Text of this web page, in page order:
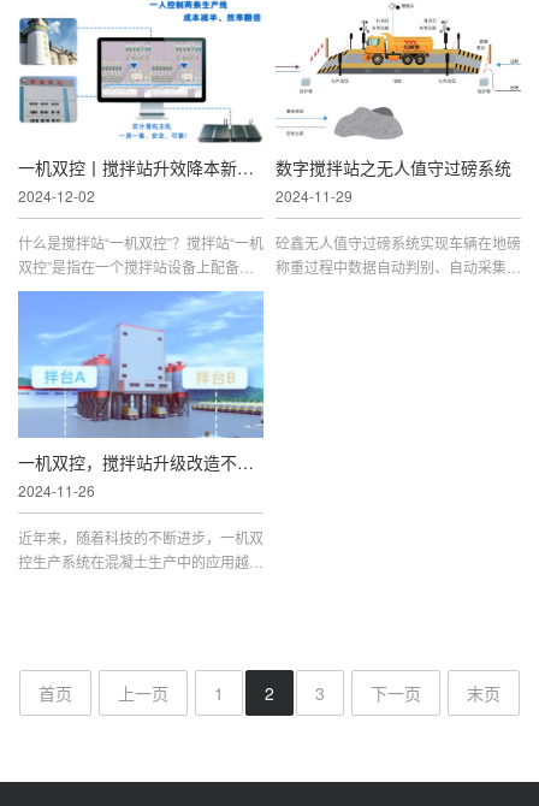
着科技的不断进步和工程需求的日益增
长，传统的搅拌站控制系统
P也成了“重磅嘉宾”出现在搅拌站的视
野里。当别的搅拌站花一
一机双控丨搅拌站升效降本新风向！
2024-12-02
什么是搅拌站“一机双控”？搅拌站“一机
双控”是指在一个搅拌站设备上配备两
套控制系统，这两套系统可以分别独立
操作，实现对搅拌站的双重控制。不仅
有助于提高搅拌站的稳
数字搅拌站之无人值守过磅系统
2024-11-29
砼鑫无人值守过磅系统实现车辆在地磅
称重过程中数据自动判别、自动采集、
一机双控，搅拌站升级改造不二之选！
2024-11-26
近年来，随着科技的不断进步，一机双
控生产系统在混凝土生产中的应用越来
首页 上一页 1 2 3 下一页 末页